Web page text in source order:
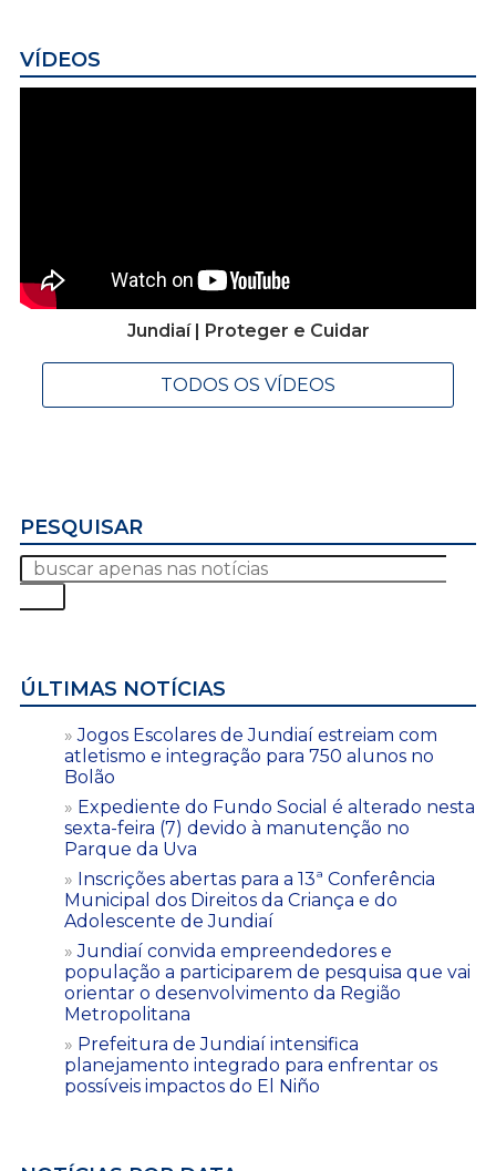
VÍDEOS
Jundiaí | Proteger e Cuidar
TODOS OS VÍDEOS
PESQUISAR
ÚLTIMAS NOTÍCIAS
Jogos Escolares de Jundiaí estreiam com
atletismo e integração para 750 alunos no
Bolão
Expediente do Fundo Social é alterado nesta
sexta-feira (7) devido à manutenção no
Parque da Uva
Inscrições abertas para a 13ª Conferência
Municipal dos Direitos da Criança e do
Adolescente de Jundiaí
Jundiaí convida empreendedores e
população a participarem de pesquisa que vai
orientar o desenvolvimento da Região
Metropolitana
Prefeitura de Jundiaí intensifica
planejamento integrado para enfrentar os
possíveis impactos do El Niño